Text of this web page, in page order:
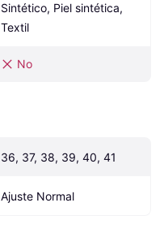
Sintético, Piel sintética,
Textil
No
36, 37, 38, 39, 40, 41
Ajuste Normal